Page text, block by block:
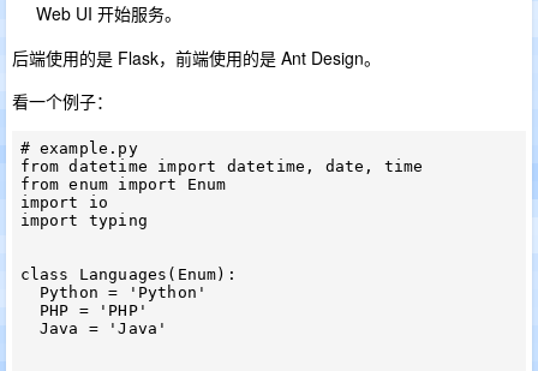
Web UI 开始服务。
后端使用的是 Flask，前端使用的是 Ant Design。
看一个例子：
# example.py
from datetime import datetime, date, time
from enum import Enum
import io
import typing
class Languages(Enum):